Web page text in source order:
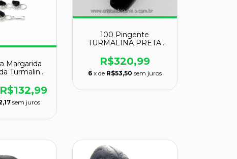
Margarida
Turmalina
R$132,99
sem juros
100 Pingente
TURMALINA PRETA
Pino Prateado
ATACADO
R$320,99
6 x de R$53,50 sem juros